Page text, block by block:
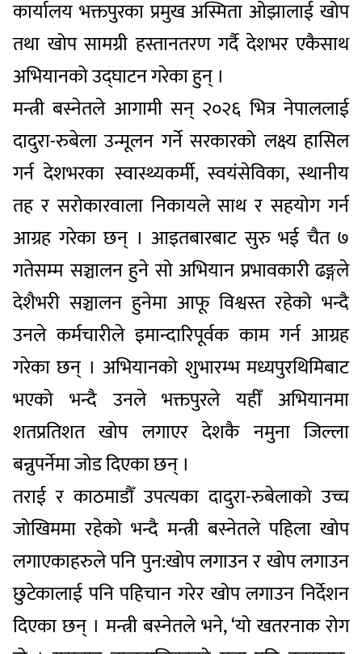
कार्यालय भक्तपुरका प्रमुख अस्मिता ओझालाई खोप
तथा खोप सामग्री हस्तानतरण गर्दै देशभर एकैसाथ
अभियानको उद्घाटन गरेका हुन् ।
मन्त्री बस्नेतले आगामी सन् २०२६ भित्र नेपाललाई
दादुरा-रुबेला उन्मूलन गर्ने सरकारको लक्ष्य हासिल
गर्न देशभरका स्वास्थ्यकर्मी, स्वयंसेविका, स्थानीय
तह र सरोकारवाला निकायले साथ र सहयोग गर्न
आग्रह गरेका छन् । आइतबारबाट सुरु भई चैत ७
गतेसम्म सञ्चालन हुने सो अभियान प्रभावकारी ढङ्गले
देशैभरी सञ्चालन हुनेमा आफू विश्वस्त रहेको भन्दै
उनले कर्मचारीले इमान्दारिपूर्वक काम गर्न आग्रह
गरेका छन् । अभियानको शुभारम्भ मध्यपुरथिमिबाट
भएको भन्दै उनले भक्तपुरले यहीँ अभियानमा
शतप्रतिशत खोप लगाएर देशकै नमुना जिल्ला
बन्नुपर्नेमा जोड दिएका छन् ।
तराई र काठमाडौँ उपत्यका दादुरा-रुबेलाको उच्च
जोखिममा रहेको भन्दै मन्त्री बस्नेतले पहिला खोप
लगाएकाहरुले पनि पुन:खोप लगाउन र खोप लगाउन
छुटेकालाई पनि पहिचान गरेर खोप लगाउन निर्देशन
दिएका छन् । मन्त्री बस्नेतले भने, ‘यो खतरनाक रोग